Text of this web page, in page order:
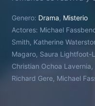
Genero: Drama, Misterio
Actores: Michael
Smith, Katherine
Magaro, Saura Lightfoot-
Christian Ochoa
Richard Gere, Michael